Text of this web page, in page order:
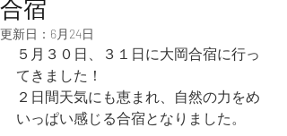
合宿
更新日： 6月24日
５月３０日、３１日に大岡合宿に行っ
てきました！
２日間天気にも恵まれ、自然の力をめ
いっぱい感じる合宿となりました。